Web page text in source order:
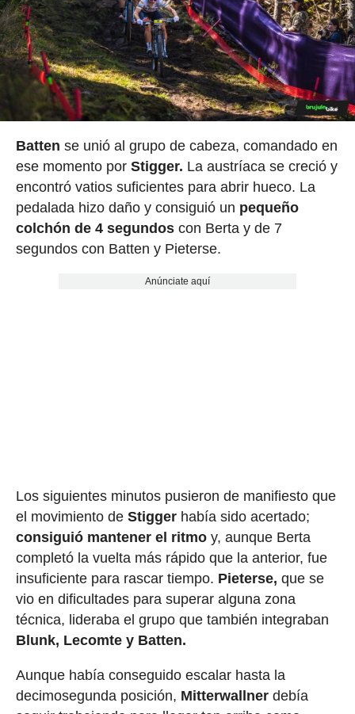
Batten se unió al grupo de cabeza, comandado en
ese momento por Stigger. La austríaca se creció y
encontró vatios suficientes para abrir hueco. La
pedalada hizo daño y consiguió un pequeño
colchón de 4 segundoscon Berta y de 7
segundos con Batten y Pieterse.
Anúnciate aquí
Los siguientes minutos pusieron de manifiesto que
el movimiento de Stiggerhabía sido acertado;
consiguió mantener el ritmoy, aunque Berta
completó la vuelta más rápido que la anterior, fue
insuficiente para rascar tiempo. Pieterse, que se
vio en dificultades para superar alguna zona
técnica, lideraba el grupo que también integraban
Blunk, Lecomte y Batten.
Aunque había conseguido escalar hasta la
decimosegunda posición, Mitterwallnerdebía